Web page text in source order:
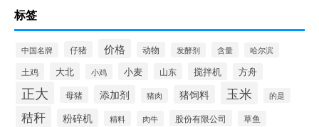
标签
中国名牌 仔猪 价格 动物 发酵剂 含量 哈尔滨
土鸡 大北 小鸡 小麦 山东 搅拌机 方舟
正大 母猪 添加剂 猪肉 猪饲料 玉米 的是
秸秆 粉碎机 精料 肉牛 股份有限公司 草鱼